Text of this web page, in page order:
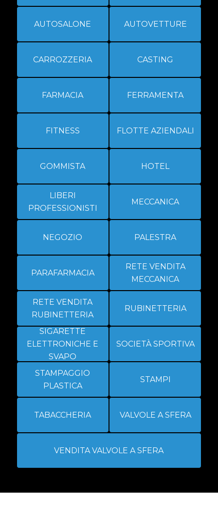
AUTOSALONE AUTOVETTURE
CARROZZERIA CASTING
FARMACIA FERRAMENTA
FITNESS FLOTTE AZIENDALI
GOMMISTA HOTEL
LIBERI
PROFESSIONISTI
MECCANICA
NEGOZIO PALESTRA
PARAFARMACIA
RETE VENDITA
MECCANICA
RETE VENDITA
RUBINETTERIA
RUBINETTERIA
SIGARETTE
ELETTRONICHE E
SVAPO
SOCIETÀ SPORTIVA
STAMPAGGIO
PLASTICA
STAMPI
TABACCHERIA VALVOLE A SFERA
VENDITA VALVOLE A SFERA